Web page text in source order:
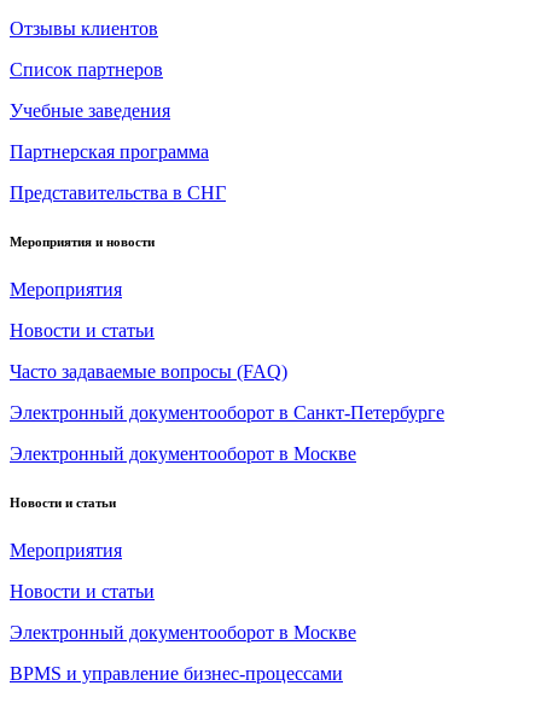
Отзывы клиентов
Список партнеров
Учебные заведения
Партнерская программа
Представительства в СНГ
Мероприятия и новости
Мероприятия
Новости и статьи
Часто задаваемые вопросы (FAQ)
Электронный документооборот в Санкт-Петербурге
Электронный документооборот в Москве
Новости и статьи
Мероприятия
Новости и статьи
Электронный документооборот в Москве
BPMS и управление бизнес-процессами